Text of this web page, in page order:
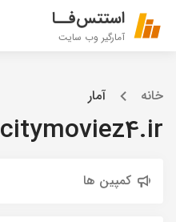
استتس‌فــا
آمارگیر وب سایت
خانه آمار
citymoviez4.ir
کمپین ها